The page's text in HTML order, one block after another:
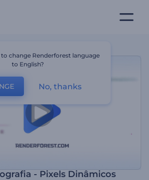
- Pixels Dinâmicos
change Renderforest language
to English?
No, thanks